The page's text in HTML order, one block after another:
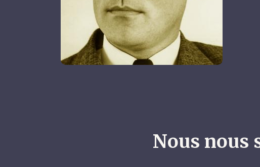
Nous nous